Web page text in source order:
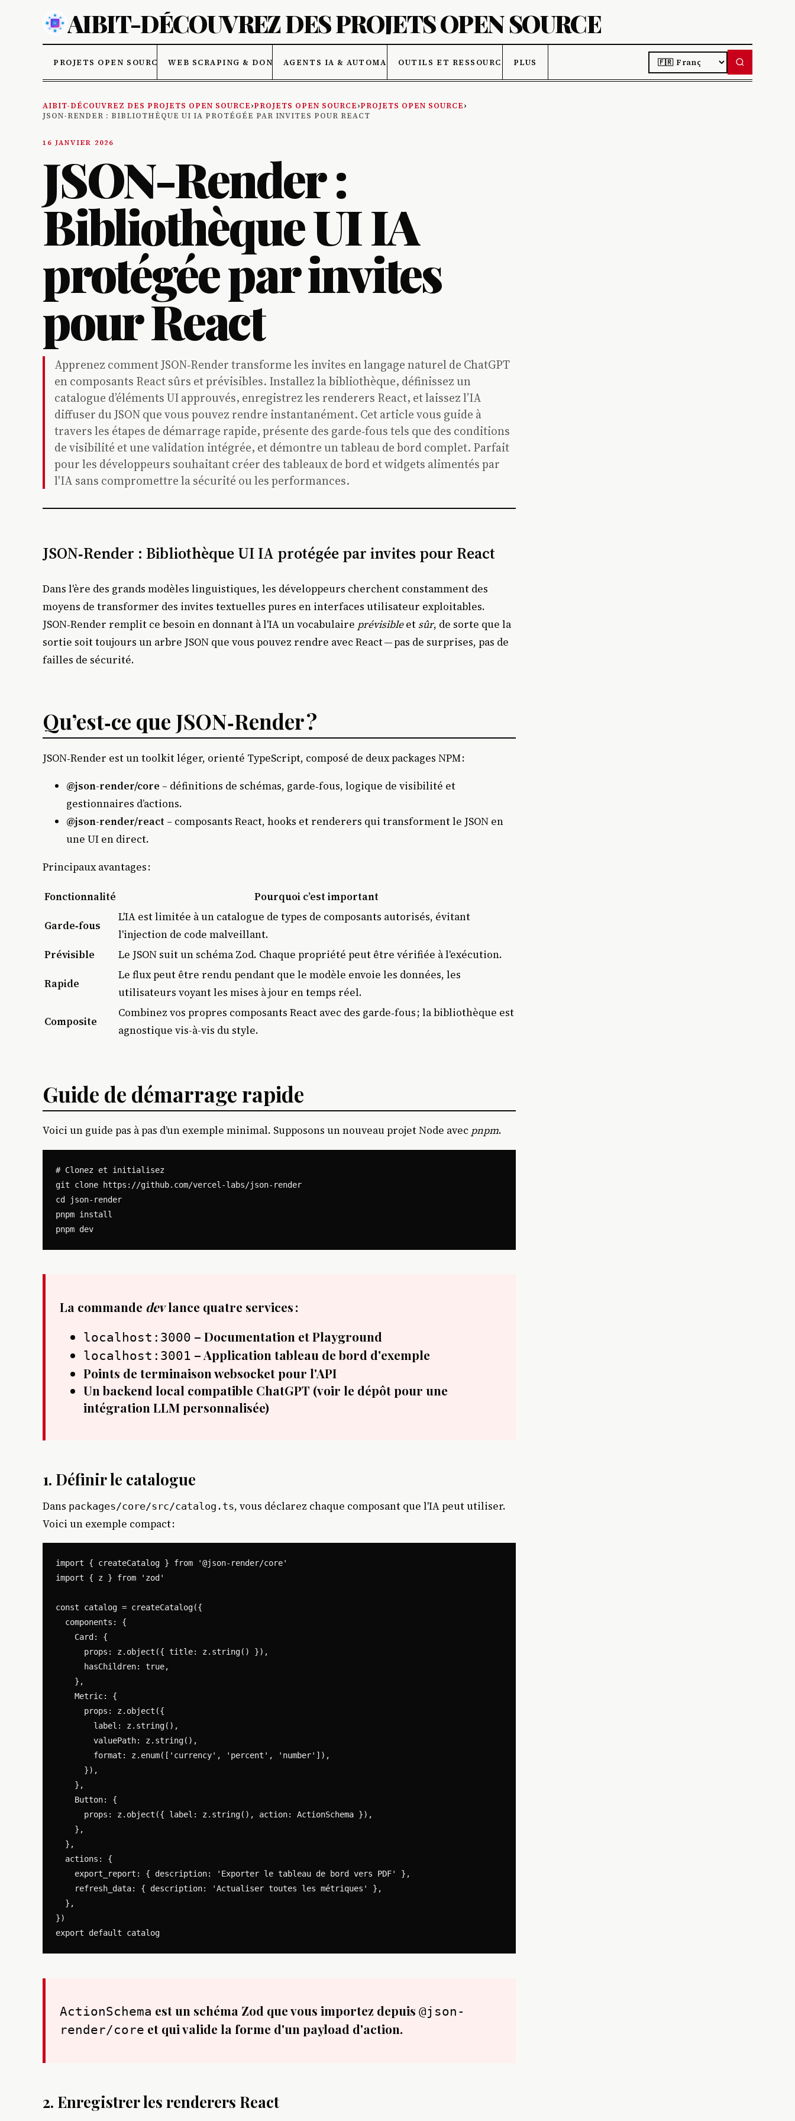
AIBIT-DÉCOUVREZ DES PROJETS OPEN SOURCE
PROJETS OPEN SOURCE WEB SCRAPING & DONNÉESAGENTS IA & AUTOMATISATIONOUTILS ET RESSOURCES IA
PLUS
LANGUAGE
AIBIT-DÉCOUVREZ DES PROJETS OPEN SOURCE›PROJETS OPEN SOURCE›PROJETS OPEN SOURCE›
JSON-RENDER : BIBLIOTHÈQUE UI IA PROTÉGÉE PAR INVITES POUR REACT
16 JANVIER 2026
JSON-Render :
Bibliothèque UI IA
protégée par invites
pour React
Apprenez comment JSON‑Render transforme les invites en langage naturel de ChatGPT
en composants React sûrs et prévisibles. Installez la bibliothèque, définissez un
catalogue d’éléments UI approuvés, enregistrez les renderers React, et laissez l’IA
diffuser du JSON que vous pouvez rendre instantanément. Cet article vous guide à
travers les étapes de démarrage rapide, présente des garde‑fous tels que des conditions
de visibilité et une validation intégrée, et démontre un tableau de bord complet. Parfait
pour les développeurs souhaitant créer des tableaux de bord et widgets alimentés par
l'IA sans compromettre la sécurité ou les performances.
JSON‑Render : Bibliothèque UI IA protégée par invites pour React
Dans l'ère des grands modèles linguistiques, les développeurs cherchent constamment des
moyens de transformer des invites textuelles pures en interfaces utilisateur exploitables.
JSON‑Render remplit ce besoin en donnant à l'IA un vocabulaire prévisibleet sûr, de sorte que la
sortie soit toujours un arbre JSON que vous pouvez rendre avec React — pas de surprises, pas de
failles de sécurité.
Qu’est‑ce que JSON‑Render ?
JSON‑Render est un toolkit léger, orienté TypeScript, composé de deux packages NPM :
@json-render/core – définitions de schémas, garde‑fous, logique de visibilité et
gestionnaires d’actions.
@json-render/react – composants React, hooks et renderers qui transforment le JSON en
une UI en direct.
Principaux avantages :
Fonctionnalité Pourquoi c’est important
Garde‑fous
L'IA est limitée à un catalogue de types de composants autorisés, évitant
l'injection de code malveillant.
Prévisible
Le JSON suit un schéma Zod. Chaque propriété peut être vérifiée à l'exécution.
Rapide
Le flux peut être rendu pendant que le modèle envoie les données, les
utilisateurs voyant les mises à jour en temps réel.
Composite
Combinez vos propres composants React avec des garde‑fous ; la bibliothèque est
agnostique vis-à-vis du style.
Guide de démarrage rapide
Voici un guide pas à pas d’un exemple minimal. Supposons un nouveau projet Node avec pnpm.
# Clonez et initialisez
git clone https://github.com/vercel-labs/json-render
cd json-render
pnpm install
La commande devlance quatre services :
localhost:3000 – Documentation et Playground
localhost:3001 – Application tableau de bord d'exemple
Points de terminaison websocket pour l'API
Un backend local compatible ChatGPT (voir le dépôt pour une
intégration LLM personnalisée)
1. Définir le catalogue
Dans packages/core/src/catalog.ts, vous déclarez chaque composant que l'IA peut utiliser.
Voici un exemple compact :
import { createCatalog } from '@json-render/core'
import { z } from 'zod'
const catalog = createCatalog({
  components: {
    Card: {
      props: z.object({ title: z.string() }),
      hasChildren: true,
    },
    Metric: {
      props: z.object({
        label: z.string(),
        valuePath: z.string(),
        format: z.enum(['currency', 'percent', 'number']),
      }),
    },
    Button: {
      props: z.object({ label: z.string(), action: ActionSchema }),
    },
  },
  actions: {
    export_report: { description: 'Exporter le tableau de bord vers PDF' },
    refresh_data: { description: 'Actualiser toutes les métriques' },
  },
})
ActionSchema est un schéma Zod que vous importez depuis @json-
render/core et qui valide la forme d'un payload d'action.
2. Enregistrer les renderers React